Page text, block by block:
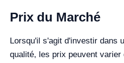
Prix du Marché
Lorsqu'il s'agit d'investir dans
qualité, les prix peuvent